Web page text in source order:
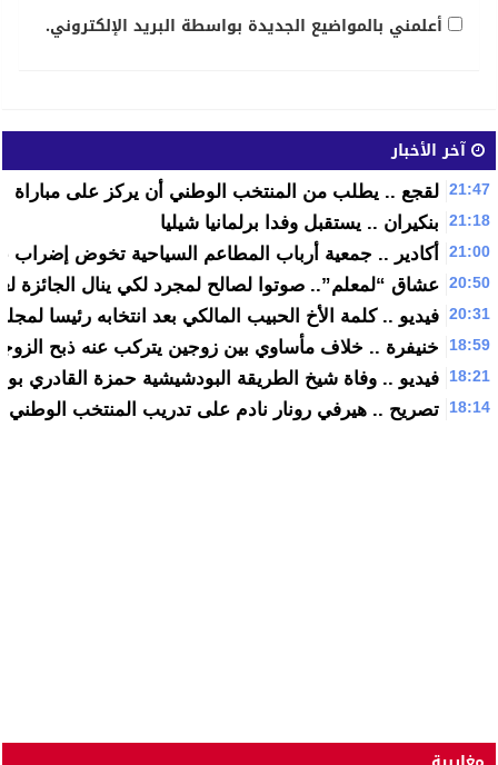
أعلمني بالمواضيع الجديدة بواسطة البريد الإلكتروني.
آخر الأخبار
21:47 لقجع .. يطلب من المنتخب الوطني أن يركز على مباراة
21:18 بنكيران .. يستقبل وفدا برلمانيا شيليا
21:00 أكادير .. جمعية أرباب المطاعم السياحية تخوض إضراب
20:50 عشاق “لمعلم”.. صوتوا لصالح لمجرد لكي ينال الجائزة
20:31 فيديو .. كلمة الأخ الحبيب المالكي بعد انتخابه رئيسا
18:59 خنيفرة .. خلاف مأساوي بين زوجين يتركب عنه ذبح
18:21 فيديو .. وفاة شيخ الطريقة البودشيشية حمزة القادري
18:14 تصريح .. هيرفي رونار نادم على تدريب المنتخب الوطني